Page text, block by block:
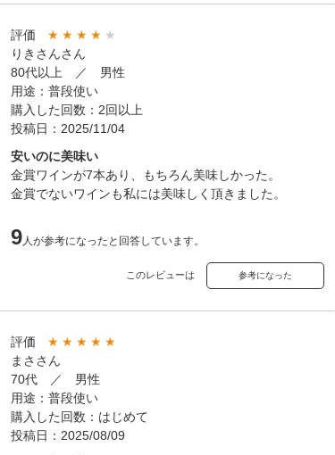
評価 ★ ★ ★ ★ ★
りきさんさん
80代以上 ／ 男性
用途：普段使い
購入した回数：2回以上
投稿日：2025/11/04
安いのに美味い
金賞ワインが7本あり、もちろん美味しかった。
金賞でないワインも私には美味しく頂きました。
9人が参考になったと回答しています。
このレビューは 参考になった
評価 ★ ★ ★ ★ ★
まささん
70代 ／ 男性
用途：普段使い
購入した回数：はじめて
投稿日：2025/08/09